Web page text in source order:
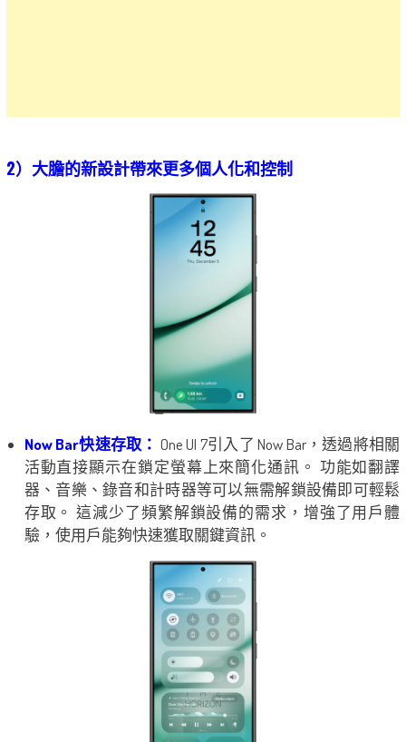
2）大膽的新設計帶來更多個人化和控制
Now Bar快速存取： One UI 7引入了 Now Bar，透過將相關
活動直接顯示在鎖定螢幕上來簡化通訊。 功能如翻譯
器、音樂、錄音和計時器等可以無需解鎖設備即可輕鬆
存取。 這減少了頻繁解鎖設備的需求，增強了用戶體
驗，使用戶能夠快速獲取關鍵資訊。